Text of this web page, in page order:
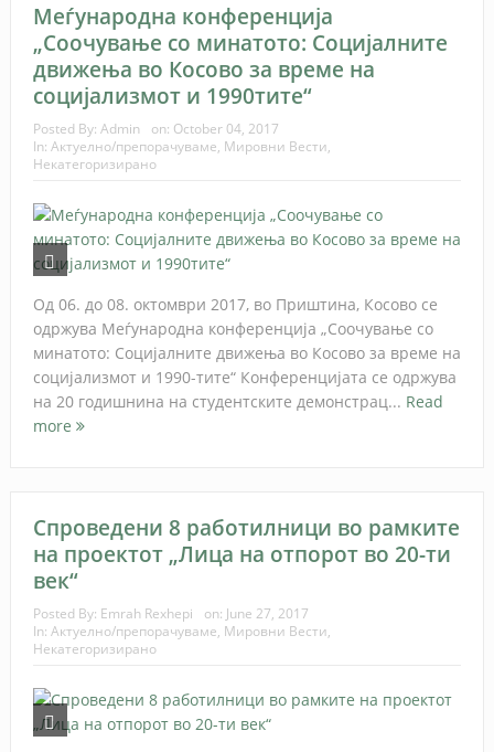
Меѓународна конференција
„Соочување со минатото: Социјалните
движења во Косово за време на
социјализмот и 1990тите“
Posted By: Admin on: October 04, 2017
In: Актуелно/препорачуваме, Мировни Вести,
Некатегоризирано
Од 06. до 08. октомври 2017, во Приштина, Косово се
одржува Меѓународна конференција „Соочување со
минатото: Социјалните движења во Косово за време на
социјализмот и 1990-тите“ Конференцијата се одржува
на 20 годишнина на студентските демонстрац... Read
more
Спроведени 8 работилници во рамките
на проектот „Лица на отпорот во 20-ти
век“
Posted By: Emrah Rexhepi on: June 27, 2017
In: Актуелно/препорачуваме, Мировни Вести,
Некатегоризирано